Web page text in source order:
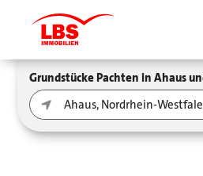
Grundstücke Pachten in Ahaus